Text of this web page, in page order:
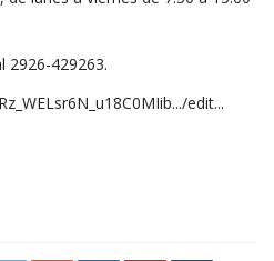
2926-429263.
edit...